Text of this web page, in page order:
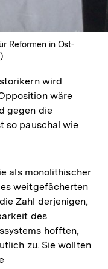
Reformen in Ost-
wird
wäre
gegen die
so pauschal wie
als monolithischer
weitgefächerten
Zahl derjenigen,
des
hofften,
zu. Sie wollten